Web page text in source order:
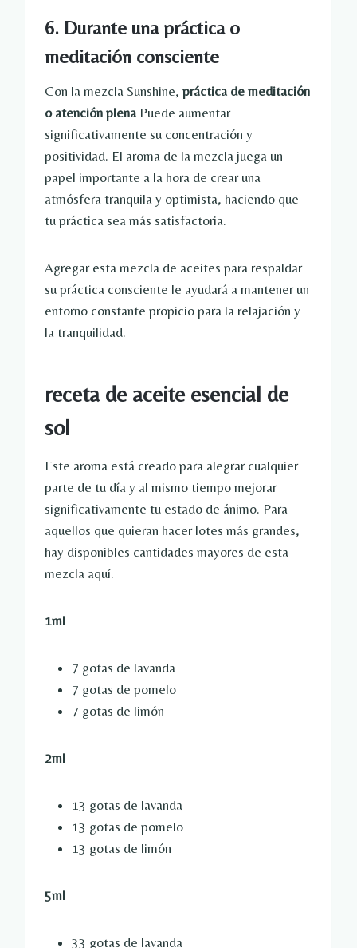
6. Durante una práctica o
meditación consciente
Con la mezcla Sunshine, práctica de meditación
o atención plena Puede aumentar
significativamente su concentración y
positividad. El aroma de la mezcla juega un
papel importante a la hora de crear una
atmósfera tranquila y optimista, haciendo que
tu práctica sea más satisfactoria.
Agregar esta mezcla de aceites para respaldar
su práctica consciente le ayudará a mantener un
entorno constante propicio para la relajación y
la tranquilidad.
receta de aceite esencial de
sol
Este aroma está creado para alegrar cualquier
parte de tu día y al mismo tiempo mejorar
significativamente tu estado de ánimo. Para
aquellos que quieran hacer lotes más grandes,
hay disponibles cantidades mayores de esta
mezcla aquí.
1ml
7 gotas de lavanda
7 gotas de pomelo
7 gotas de limón
2ml
13 gotas de lavanda
13 gotas de pomelo
13 gotas de limón
5ml
33 gotas de lavanda